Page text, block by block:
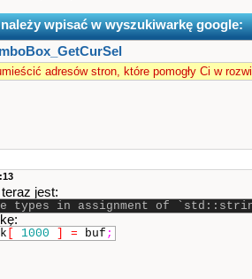
wpisać w wyszukiwarkę google:
adresów stron, które pomogły Ci w
jest:
types in assignment of
1000 = buf ;